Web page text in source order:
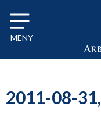
Till innehåll på sidan x
MENY
2011-08-